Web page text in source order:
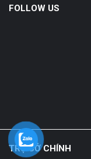
FOLLOW US
TRỤ SỞ CHÍNH